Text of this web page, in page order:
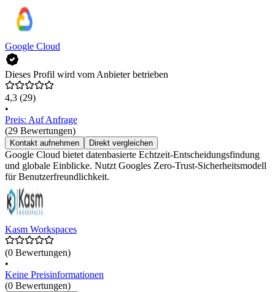
Google Cloud
Dieses Profil wird vom Anbieter betrieben
4,3 (29)
•
Preis: Auf Anfrage
(29 Bewertungen)
Kontakt aufnehmen Direkt vergleichen
Google Cloud bietet datenbasierte Echtzeit-Entscheidungsfindung
und globale Einblicke. Nutzt Googles Zero-Trust-Sicherheitsmodell
für Benutzerfreundlichkeit.
Kasm Workspaces
(0 Bewertungen)
•
Keine Preisinformationen
(0 Bewertungen)